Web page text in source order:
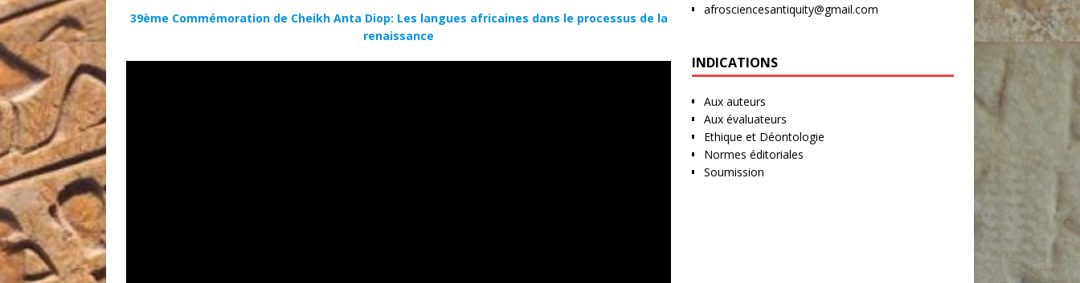
39ème Commémoration de Cheikh Anta Diop: Les langues africaines dans le processus de la
renaissance
afrosciencesantiquity@gmail.com
INDICATIONS
Aux auteurs
Aux évaluateurs
Ethique et Déontologie
Normes éditoriales
Soumission